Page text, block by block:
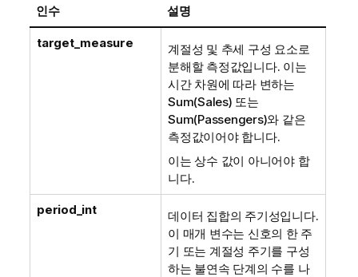
인수 설명
target_measure
계절성 및 추세 구성 요소로
분해할 측정값입니다. 이는
시간 차원에 따라 변하는
Sum(Sales) 또는
Sum(Passengers)와 같은
측정값이어야 합니다.
이는 상수 값이 아니어야 합
니다.
period_int
데이터 집합의 주기성입니다.
이 매개 변수는 신호의 한 주
기 또는 계절성 주기를 구성
하는 불연속 단계의 수를 나